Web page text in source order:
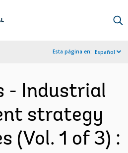
Esta página en: Español
- Industrial
strategy
(Vol. 1 of 3) :